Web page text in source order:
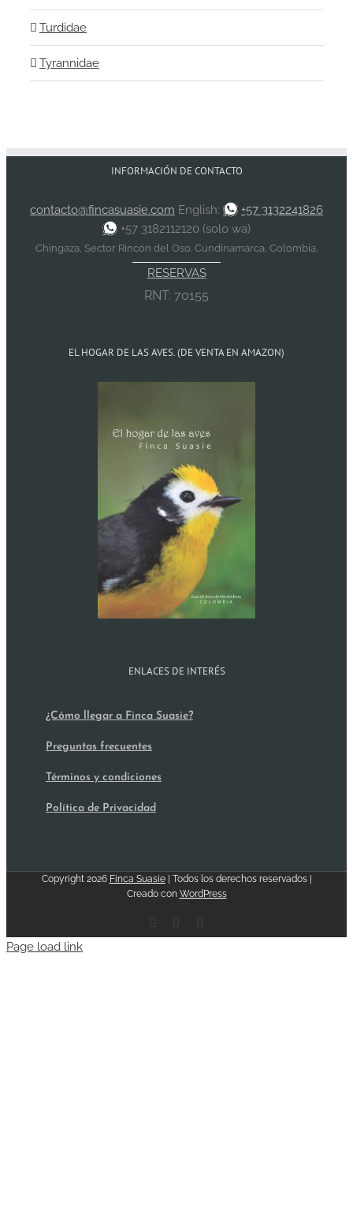
Turdidae
Tyrannidae
INFORMACIÓN DE CONTACTO
contacto@fincasuasie.com English:
+57 3132241826
+57 3182112120 (solo wa)
Chingaza, Sector Rincón del Oso. Cundinamarca, Colombia.
RESERVAS
RNT: 70155
EL HOGAR DE LAS AVES. (DE VENTA EN AMAZON)
ENLACES DE INTERÉS
¿Cómo llegar a Finca Suasie?
Preguntas frecuentes
Términos y condiciones
Política de Privacidad
Copyright 2026 Finca Suasie| Todos los derechos reservados |
Creado con WordPress
Facebook
Email
Page load link